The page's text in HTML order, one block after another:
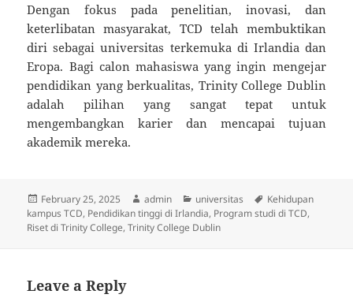
Dengan fokus pada penelitian, inovasi, dan
keterlibatan masyarakat, TCD telah membuktikan
diri sebagai universitas terkemuka di Irlandia dan
Eropa. Bagi calon mahasiswa yang ingin mengejar
pendidikan yang berkualitas, Trinity College Dublin
adalah pilihan yang sangat tepat untuk
mengembangkan karier dan mencapai tujuan
akademik mereka.
Posted
on
February 25, 2025 Author
admin Categories
universitas Tags
Kehidupan
kampus TCD, Pendidikan tinggi di Irlandia, Program studi di TCD,
Riset di Trinity College,Trinity College Dublin
Leave a Reply